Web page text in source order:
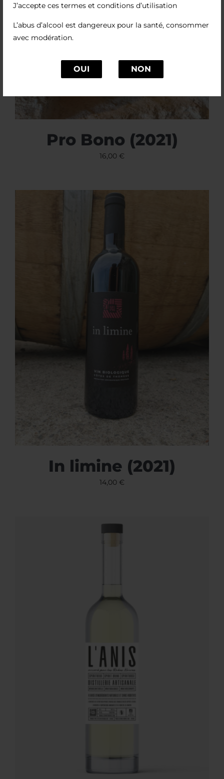
J’accepte ces termes et conditions d’utilisation
L’abus d’alcool est dangereux pour la santé, consommer
avec modération.
OUI NON
Pro Bono (2021)
16,00 €
In limine (2021)
14,00 €